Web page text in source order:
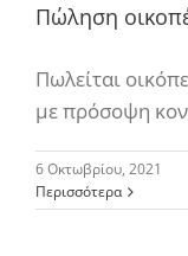
Πώληση
Πωλείται
με πρόσοψη
6 Οκτωβρίου, 2021
Περισσότερα